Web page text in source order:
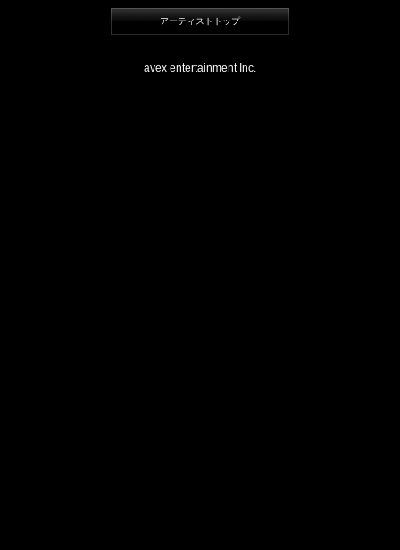
アーティストトップ
avex entertainment Inc.